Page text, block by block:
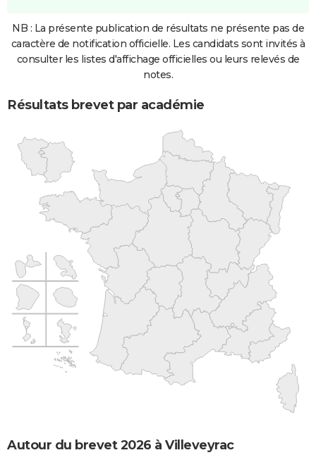
NB : La présente publication de résultats ne présente pas de
caractère de notification officielle. Les candidats sont invités à
consulter les listes d'affichage officielles ou leurs relevés de
notes.
Résultats brevet par académie
Autour du brevet 2026 à Villeveyrac